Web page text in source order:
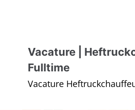
Vacature |
Fulltime
Vacature